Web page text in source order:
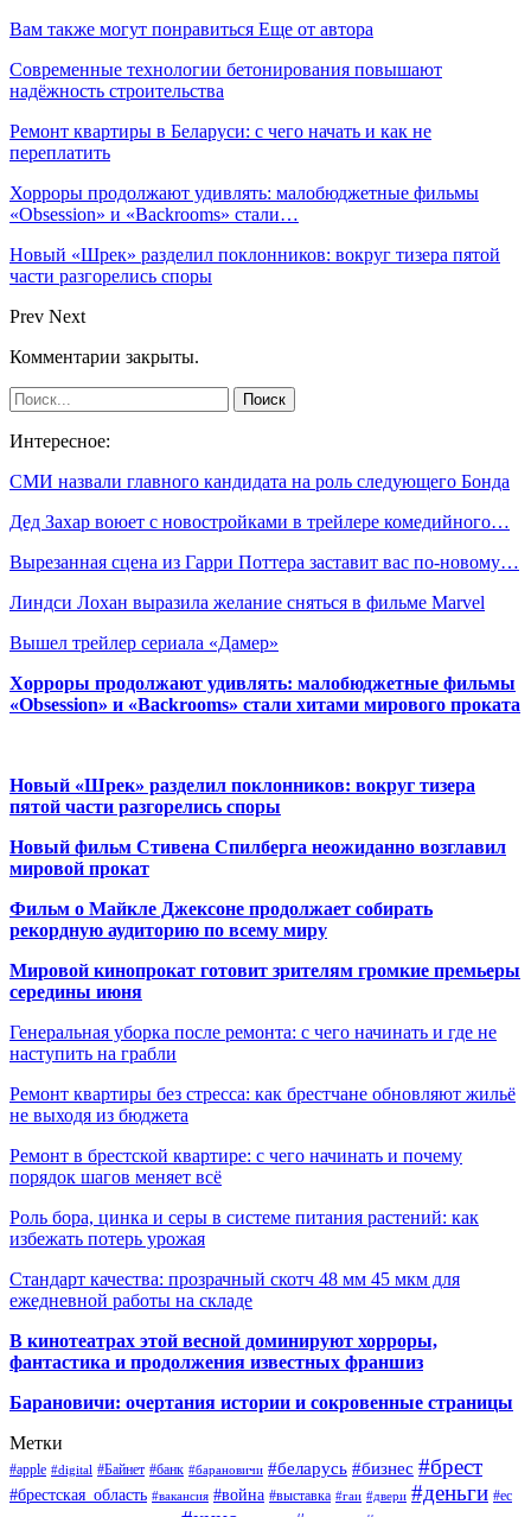
Вам также могут понравиться Еще от автора
Современные технологии бетонирования повышают
надёжность строительства
Ремонт квартиры в Беларуси: с чего начать и как не
переплатить
Хорроры продолжают удивлять: малобюджетные фильмы
«Obsession» и «Backrooms» стали…
Новый «Шрек» разделил поклонников: вокруг тизера пятой
части разгорелись споры
Prev Next
Комментарии закрыты.
Интересное:
СМИ назвали главного кандидата на роль следующего Бонда
Дед Захар воюет с новостройками в трейлере комедийного…
Вырезанная сцена из Гарри Поттера заставит вас по-новому…
Линдси Лохан выразила желание сняться в фильме Marvel
Вышел трейлер сериала «Дамер»
Хорроры продолжают удивлять: малобюджетные фильмы
«Obsession» и «Backrooms» стали хитами мирового проката
Новый «Шрек» разделил поклонников: вокруг тизера
пятой части разгорелись споры
Новый фильм Стивена Спилберга неожиданно возглавил
мировой прокат
Фильм о Майкле Джексоне продолжает собирать
рекордную аудиторию по всему миру
Мировой кинопрокат готовит зрителям громкие премьеры
середины июня
Генеральная уборка после ремонта: с чего начинать и где не
наступить на грабли
Ремонт квартиры без стресса: как брестчане обновляют жильё
не выходя из бюджета
Ремонт в брестской квартире: с чего начинать и почему
порядок шагов меняет всё
Роль бора, цинка и серы в системе питания растений: как
избежать потерь урожая
Стандарт качества: прозрачный скотч 48 мм 45 мкм для
ежедневной работы на складе
В кинотеатрах этой весной доминируют хорроры,
фантастика и продолжения известных франшиз
Барановичи: очертания истории и сокровенные страницы
Метки
#apple #digital #Байнет #банк #барановичи #беларусь #бизнес #брест
#брестская_область #вакансия #война #выставка #гаи #двери #деньги #ес